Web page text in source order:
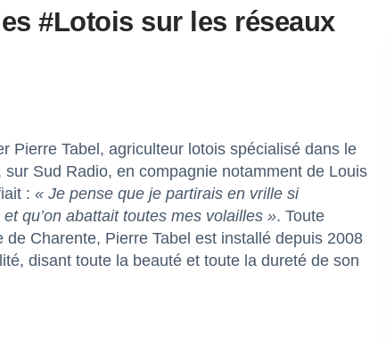
#Lotois sur les réseaux
Pierre Tabel, agriculteur lotois spécialisé dans le
sur Sud Radio, en compagnie notamment de Louis
: « Je pense que je partirais en vrille si
qu’on abattait toutes mes volailles ». Toute
de Charente, Pierre Tabel est installé depuis 2008
disant toute la beauté et toute la dureté de son